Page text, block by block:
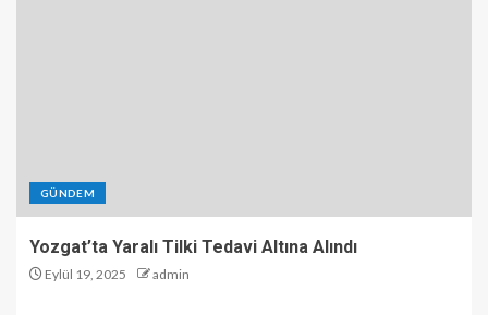
GÜNDEM
Yozgat’ta Yaralı Tilki Tedavi Altına Alındı
Eylül 19, 2025 admin